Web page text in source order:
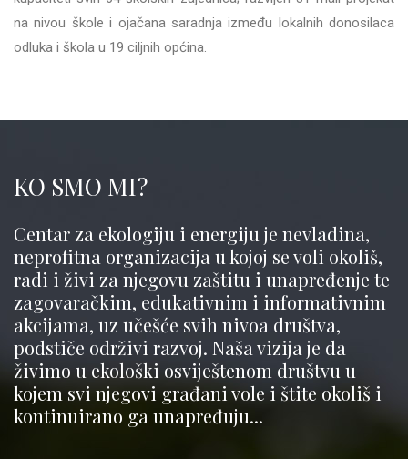
na nivou škole i ojačana saradnja između lokalnih donosilaca
odluka i škola u 19 ciljnih općina.
KO SMO MI?
Centar za ekologiju i energiju je nevladina,
neprofitna organizacija u kojoj se voli okoliš,
radi i živi za njegovu zaštitu i unapređenje te
zagovaračkim, edukativnim i informativnim
akcijama, uz učešće svih nivoa društva,
podstiče održivi razvoj. Naša vizija je da
živimo u ekološki osviještenom društvu u
kojem svi njegovi građani vole i štite okoliš i
kontinuirano ga unapređuju...